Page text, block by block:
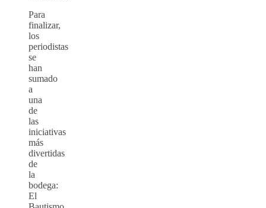
Para
finalizar,
los
periodistas
se
han
sumado
a
una
de
las
iniciativas
más
divertidas
de
la
bodega:
El